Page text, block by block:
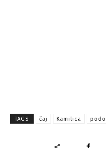
TAGS čaj Kamilica